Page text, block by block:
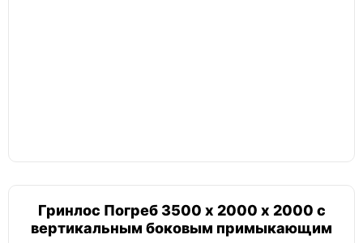
Гринлос Погреб 3500 х 2000 х 2000 с
вертикальным боковым примыкающим